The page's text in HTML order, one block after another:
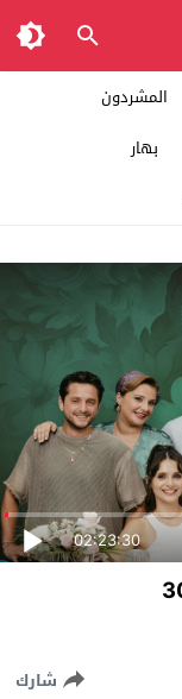
المشردون
بهار
02:23:30
شارك